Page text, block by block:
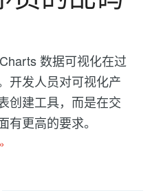
数据可视化在过
开发人员对可视化产
创建工具，而是在交
有更高的要求。